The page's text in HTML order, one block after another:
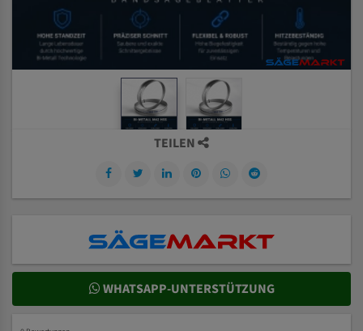
TEILEN
WHATSAPP-UNTERSTÜTZUNG